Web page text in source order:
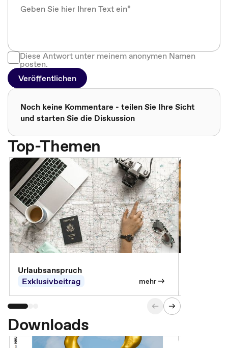
Diese Antwort unter meinem anonymen Namen
posten.
Veröffentlichen
Noch keine Kommentare - teilen Sie Ihre Sicht
und starten Sie die Diskussion
Top-Themen
Urlaubsanspruch
Exklusivbeitrag
mehr
Downloads